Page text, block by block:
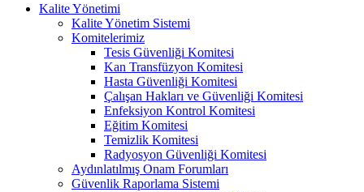
Kalite Yönetimi
Kalite Yönetim Sistemi
Komitelerimiz
Tesis Güvenliği Komitesi
Kan Transfüzyon Komitesi
Hasta Güvenliği Komitesi
Çalışan Hakları ve Güvenliği Komitesi
Enfeksiyon Kontrol Komitesi
Eğitim Komitesi
Temizlik Komitesi
Radyosyon Güvenliği Komitesi
Aydınlatılmış Onam Forumları
Güvenlik Raporlama Sistemi